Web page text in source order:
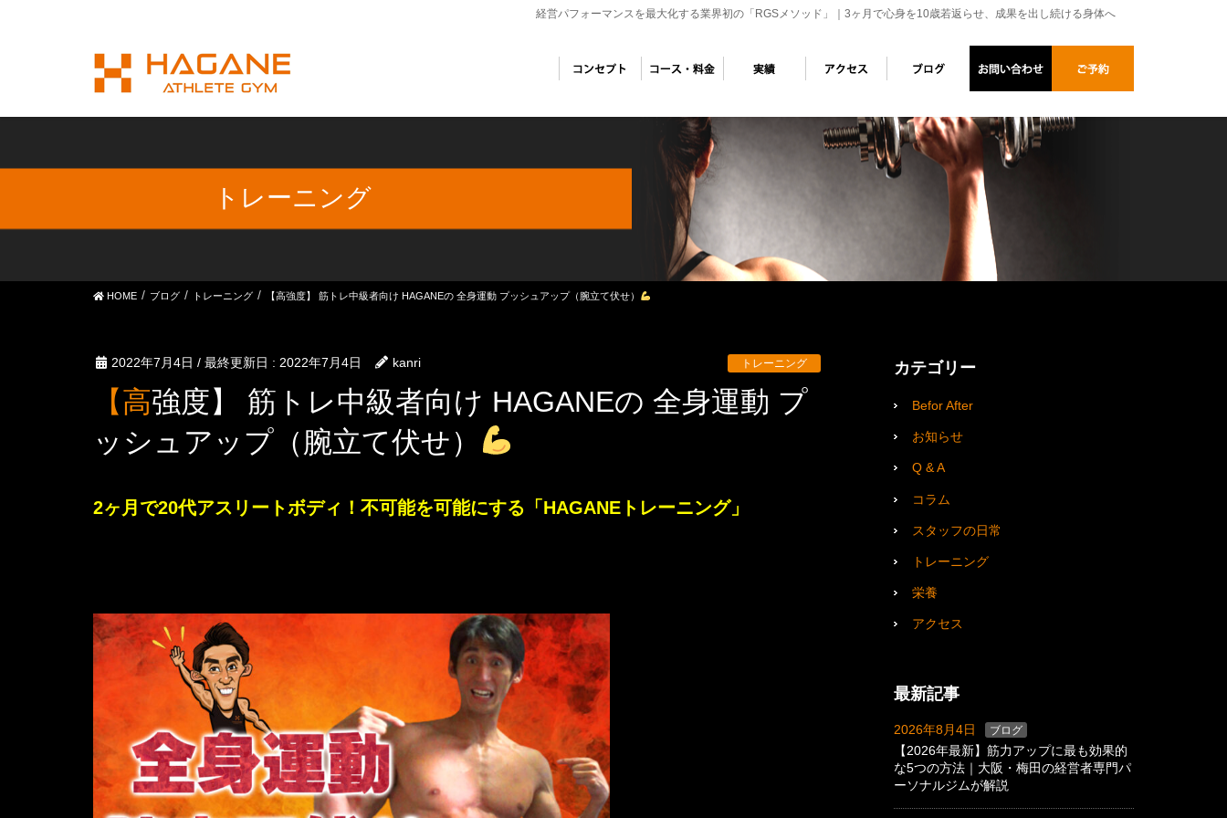
経営パフォーマンスを最大化する業界初の「RGSメソッド」｜3ヶ月で心身を10歳若返らせ、成果を出し続ける身体へ
トレーニング
HOME ブログ トレーニング 【高強度】 筋トレ中級者向け HAGANEの 全身運動 プッシュアップ（腕立て伏せ）
2022年7月4日 / 最終更新日 : 2022年7月4日 kanri トレーニング
【高強度】 筋トレ中級者向け HAGANEの 全身運動 プ
ッシュアップ（腕立て伏せ）
2ヶ月で20代アスリートボディ！不可能を可能にする「HAGANEトレーニング」
カテゴリー
Befor After
お知らせ
Q & A
コラム
スタッフの日常
トレーニング
栄養
アクセス
最新記事
2026年8月4日 ブログ
【2026年最新】筋力アップに最も効果的
な5つの方法｜大阪・梅田の経営者専門パ
ーソナルジムが解説